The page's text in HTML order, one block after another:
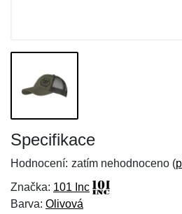
Specifikace
Hodnocení: zatím nehodnoceno (
Značka: 101 Inc
Barva: Olivová